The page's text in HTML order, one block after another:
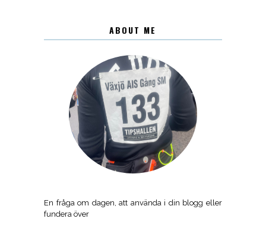
ABOUT ME
En fråga om dagen, att använda i din blogg eller
fundera över